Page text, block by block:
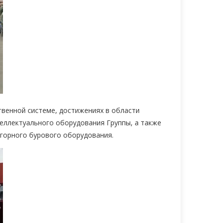
системе, достижениях в области
оборудования Группы, а также
бурового оборудования.